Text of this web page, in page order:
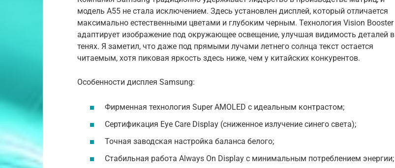
модель A55 не стала исключением. Здесь установлен дисплей, который отличается
максимально естественными цветами и глубоким черным. Технология Vision Booster
адаптирует изображение под окружающее освещение, улучшая видимость деталей в
тенях. Я заметил, что даже под прямыми лучами летнего солнца текст остается
читаемым, хотя пиковая яркость здесь ниже, чем у китайских конкурентов.
Особенности дисплея Samsung:
Фирменная технология Super AMOLED с идеальным контрастом;
Сертификация Eye Care Display (сниженное излучение синего света);
Точная заводская настройка баланса белого;
Стабильная работа Always On Display с минимальным потреблением энергии;